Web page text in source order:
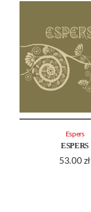
ESPERS
53.00 zł
Espers